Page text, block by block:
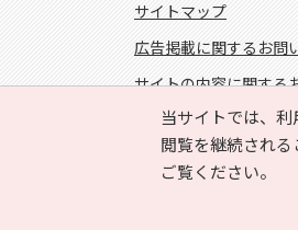
当サイトでは、
閲覧を継続される
ご覧ください。
サイトマップ
広告掲載に関するお問
サイトの内容に関する
FOLLOW US!